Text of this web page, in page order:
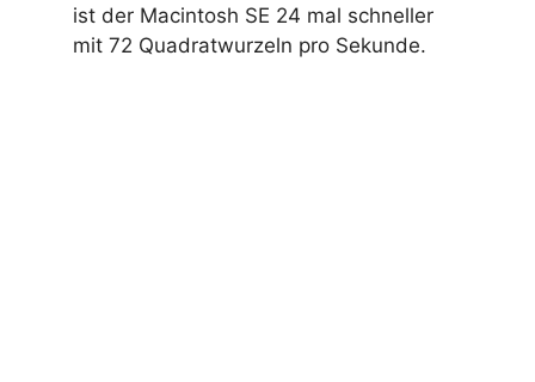
ist der Macintosh SE 24 mal schneller
mit 72 Quadratwurzeln pro Sekunde.